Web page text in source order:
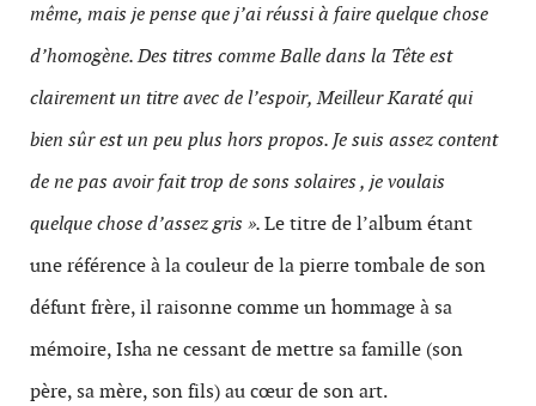
même, mais je pense que j’ai réussi à faire quelque chose
d’homogène. Des titres comme Balle dans la Tête est
clairement un titre avec de l’espoir, Meilleur Karaté qui
bien sûr est un peu plus hors propos. Je suis assez content
de ne pas avoir fait trop de sons solaires , je voulais
quelque chose d’assez gris ».Le titre de l’album étant
une référence à la couleur de la pierre tombale de son
défunt frère, il raisonne comme un hommage à sa
mémoire, Isha ne cessant de mettre sa famille (son
père, sa mère, son fils) au cœur de son art.